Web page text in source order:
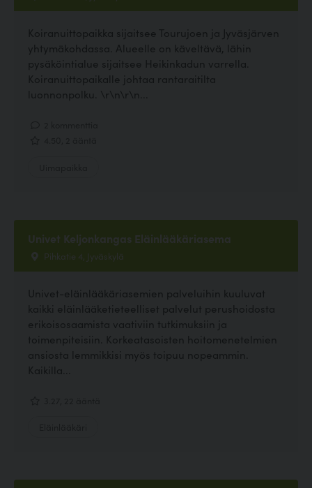
Koiranuittopaikka sijaitsee Tourujoen ja Jyväsjärven
yhtymäkohdassa. Alueelle on käveltävä, lähin
pysäköintialue sijaitsee Heikinkadun varrella.
Koiranuittopaikalle johtaa rantaraitilta
luonnonpolku. \r\n\r\n...
Univet Keljonkangas Eläinlääkäriasema
Pihkatie 4, Jyväskylä
Univet-eläinlääkäriasemien palveluihin kuuluvat
kaikki eläinlääketieteelliset palvelut perushoidosta
erikoisosaamista vaativiin tutkimuksiin ja
toimenpiteisiin. Korkeatasoisten hoitomenetelmien
ansiosta lemmikkisi myös toipuu nopeammin.
Kaikilla...